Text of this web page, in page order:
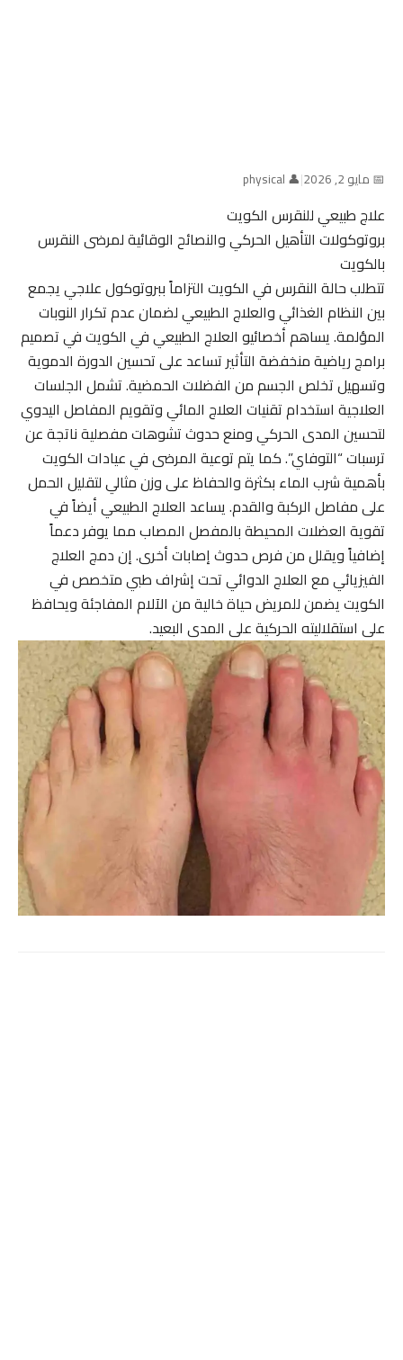
📅 مايو 2, 2026 |
👤 physical
علاج طبيعي للنقرس الكويت
بروتوكولات التأهيل الحركي والنصائح الوقائية لمرضى النقرس
بالكويت
تتطلب حالة النقرس في الكويت التزاماً ببروتوكول علاجي يجمع
بين النظام الغذائي والعلاج الطبيعي لضمان عدم تكرار النوبات
المؤلمة. يساهم أخصائيو العلاج الطبيعي في الكويت في تصميم
برامج رياضية منخفضة التأثير تساعد على تحسين الدورة الدموية
وتسهيل تخلص الجسم من الفضلات الحمضية. تشمل الجلسات
العلاجية استخدام تقنيات العلاج المائي وتقويم المفاصل اليدوي
لتحسين المدى الحركي ومنع حدوث تشوهات مفصلية ناتجة عن
ترسبات “التوفاي”. كما يتم توعية المرضى في عيادات الكويت
بأهمية شرب الماء بكثرة والحفاظ على وزن مثالي لتقليل الحمل
على مفاصل الركبة والقدم. يساعد العلاج الطبيعي أيضاً في
تقوية العضلات المحيطة بالمفصل المصاب مما يوفر دعماً
إضافياً ويقلل من فرص حدوث إصابات أخرى. إن دمج العلاج
الفيزيائي مع العلاج الدوائي تحت إشراف طبي متخصص في
الكويت يضمن للمريض حياة خالية من الآلام المفاجئة ويحافظ
على استقلاليته الحركية على المدى البعيد.